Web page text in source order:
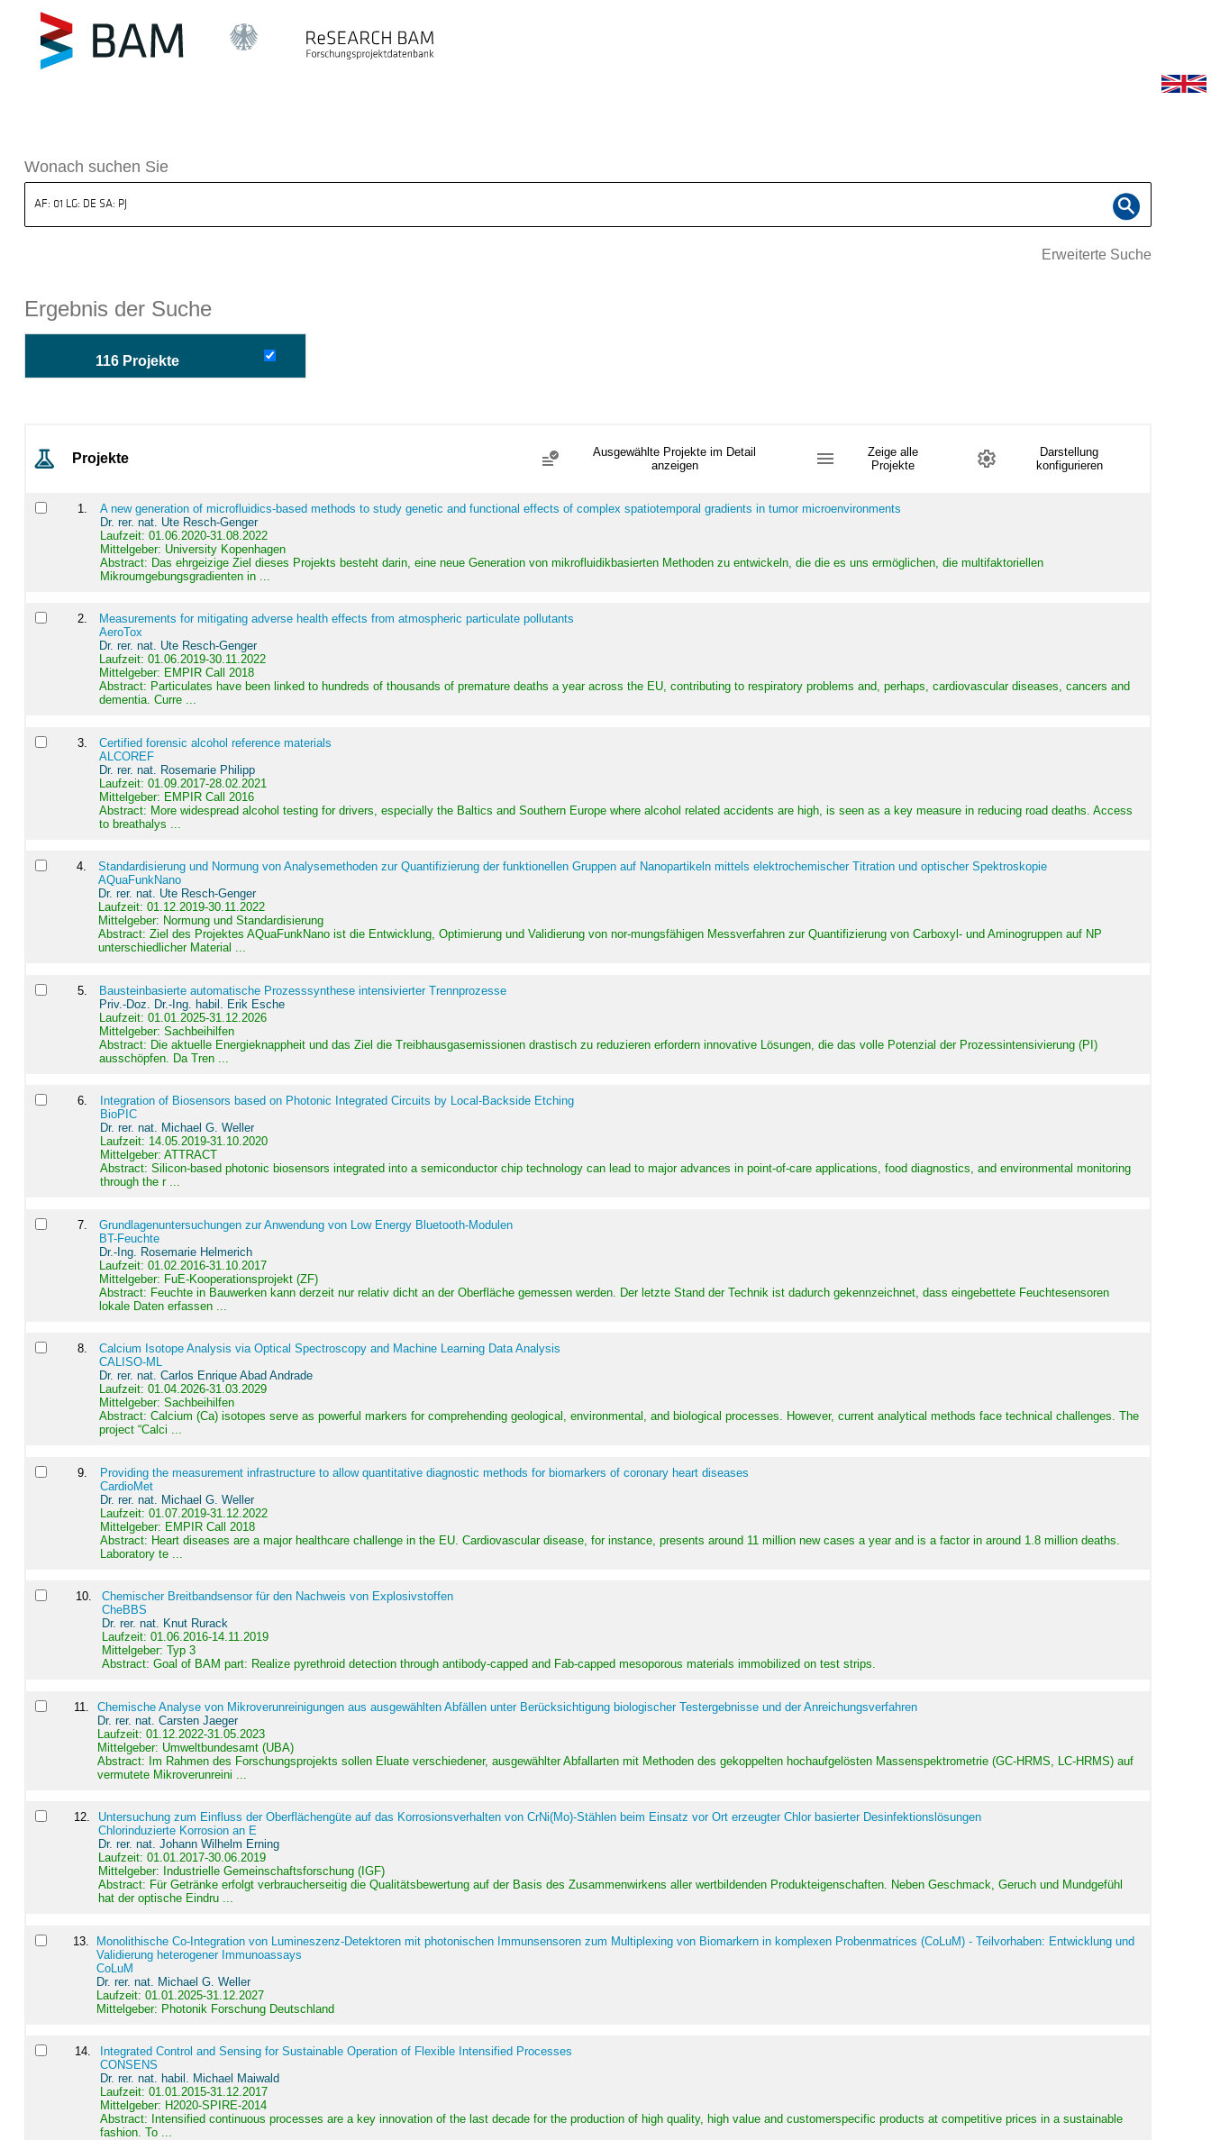
ReSEARCH BAM
Wonach suchen Sie
Erweiterte Suche
Ergebnis der Suche
116 Projekte
Projekte
Ausgewählte Projekte im Detail
anzeigen
Zeige alle
Projekte
Darstellung
konfigurieren
1
A new generation of microfluidics-based methods to study genetic and functional effects of complex spatiotemporal gradients in tumor microenvironments
Dr. rer. nat. Ute Resch-Genger
Laufzeit: 01.06.2020-31.08.2022
Mittelgeber: University Kopenhagen
Abstract: Das ehrgeizige Ziel dieses Projekts besteht darin, eine neue Generation von mikrofluidikbasierten Methoden zu entwickeln, die die es uns ermöglichen, die multifaktoriellen
Mikroumgebungsgradienten in ...
2.
Measurements for mitigating adverse health effects from atmospheric particulate pollutants
AeroTox
Dr. rer. nat. Ute Resch-Genger
Laufzeit: 01.06.2019-30.11.2022
Mittelgeber: EMPIR Call 2018
Abstract: Particulates have been linked to hundreds of thousands of premature deaths a year across the EU, contributing to respiratory problems and, perhaps, cardiovascular diseases, cancers and
dementia. Curre ...
3.
Certified forensic alcohol reference materials
ALCOREF
Dr. rer. nat. Rosemarie Philipp
Laufzeit: 01.09.2017-28.02.2021
Mittelgeber: EMPIR Call 2016
Abstract: More widespread alcohol testing for drivers, especially the Baltics and Southern Europe where alcohol related accidents are high, is seen as a key measure in reducing road deaths. Access
to breathalys ...
4.
Standardisierung und Normung von Analysemethoden zur Quantifizierung der funktionellen Gruppen auf Nanopartikeln mittels elektrochemischer Titration und optischer Spektroskopie
AQuaFunkNano
Dr. rer. nat. Ute Resch-Genger
Laufzeit: 01.12.2019-30.11.2022
Mittelgeber: Normung und Standardisierung
Abstract:Ziel des Projektes AQuaFunkNano ist die Entwicklung, Optimierung und Validierung von nor-mungsfähigen Messverfahren zur Quantifizierung von Carboxyl- und Aminogruppen auf NP
unterschiedlicher Material ...
5.
Bausteinbasierte automatische Prozesssynthese intensivierter Trennprozesse
Priv.-Doz. Dr.-Ing. habil. Erik Esche
Laufzeit: 01.01.2025-31.12.2026
Mittelgeber: Sachbeihilfen
Abstract: Die aktuelle Energieknappheit und das Ziel die Treibhausgasemissionen drastisch zu reduzieren erfordern innovative Lösungen, die das volle Potenzial der Prozessintensivierung (PI)
ausschöpfen. Da Tren ...
6.
Integration of Biosensors based on Photonic Integrated Circuits by Local-Backside Etching
BioPIC
Dr. rer. nat. Michael G. Weller
Laufzeit: 14.05.2019-31.10.2020
Mittelgeber: ATTRACT
Abstract: Silicon-based photonic biosensors integrated into a semiconductor chip technology can lead to major advances in point-of-care applications, food diagnostics, and environmental monitoring
through the r ...
7.
Grundlagenuntersuchungen zur Anwendung von Low Energy Bluetooth-Modulen
BT-Feuchte
Dr.-Ing. Rosemarie Helmerich
Laufzeit: 01.02.2016-31.10.2017
Mittelgeber: FuE-Kooperationsprojekt (ZF)
Abstract: Feuchte in Bauwerken kann derzeit nur relativ dicht an der Oberfläche gemessen werden. Der letzte Stand der Technik ist dadurch gekennzeichnet, dass eingebettete Feuchtesensoren
lokale Daten erfassen ...
8.
Calcium Isotope Analysis via Optical Spectroscopy and Machine Learning Data Analysis
CALISO-ML
Dr. rer. nat. Carlos Enrique Abad Andrade
Laufzeit: 01.04.2026-31.03.2029
Mittelgeber: Sachbeihilfen
Abstract:Calcium (Ca) isotopes serve as powerful markers for comprehending geological, environmental, and biological processes. However, current analytical methods face technical challenges. The
project “Calci ...
9
Providing the measurement infrastructure to allow quantitative diagnostic methods for biomarkers of coronary heart diseases
CardioMet
Dr. rer. nat. Michael G. Weller
Laufzeit: 01.07.2019-31.12.2022
Mittelgeber: EMPIR Call 2018
Abstract: Heart diseases are a major healthcare challenge in the EU. Cardiovascular disease, for instance, presents around 11 million new cases a year and is a factor in around 1.8 million deaths.
Laboratory te ...
10.
Chemischer Breitbandsensor für den Nachweis von Explosivstoffen
CheBBS
Dr. rer. nat. Knut Rurack
Laufzeit: 01.06.2016-14.11.2019
Mittelgeber: Typ 3
Abstract:Goal of BAM part: Realize pyrethroid detection through antibody-capped and Fab-capped mesoporous materials immobilized on test strips.
11
Chemische Analyse von Mikroverunreinigungen aus ausgewählten Abfällen unter Berücksichtigung biologischer Testergebnisse und der Anreichungsverfahren
Dr. rer. nat. Carsten Jaeger
Laufzeit: 01.12.2022-31.05.2023
Mittelgeber: Umweltbundesamt (UBA)
Abstract: Im Rahmen des Forschungsprojekts sollen Eluate verschiedener, ausgewählter Abfallarten mit Methoden des gekoppelten hochaufgelösten Massenspektrometrie (GC-HRMS, LC-HRMS) auf
vermutete Mikroverunreini ...
12.
Untersuchung zum Einfluss der Oberflächengüte auf das Korrosionsverhalten von CrNi(Mo)-Stählen beim Einsatz vor Ort erzeugter Chlor basierter Desinfektionslösungen
Chlorinduzierte Korrosion an E
Dr. rer. nat. Johann Wilhelm Erning
Laufzeit: 01.01.2017-30.06.2019
Mittelgeber: Industrielle Gemeinschaftsforschung (IGF)
Abstract: Für Getränke erfolgt verbraucherseitig die Qualitätsbewertung auf der Basis des Zusammenwirkens aller wertbildenden Produkteigenschaften. Neben Geschmack, Geruch und Mundgefühl
hat der optische Eindru ...
13.
Monolithische Co-Integration von Lumineszenz-Detektoren mit photonischen Immunsensoren zum Multiplexing von Biomarkern in komplexen Probenmatrices (CoLuM) - Teilvorhaben: Entwicklung und
Validierung heterogener Immunoassays
CoLuM
Dr. rer. nat. Michael G. Weller
Laufzeit: 01.01.2025-31.12.2027
Mittelgeber: Photonik Forschung Deutschland
14.
Integrated Control and Sensing for Sustainable Operation of Flexible Intensified Processes
CONSENS
Dr. rer. nat. habil. Michael Maiwald
Laufzeit: 01.01.2015-31.12.2017
Mittelgeber: H2020-SPIRE-2014
Abstract: Intensified continuous processes are a key innovation of the last decade for the production of high quality, high value and customerspecific products at competitive prices in a sustainable
fashion. To ...